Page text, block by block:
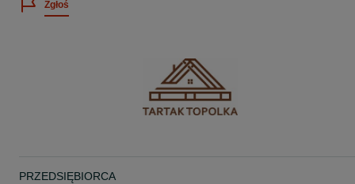
Zgłoś
PRZEDSIĘBIORCA